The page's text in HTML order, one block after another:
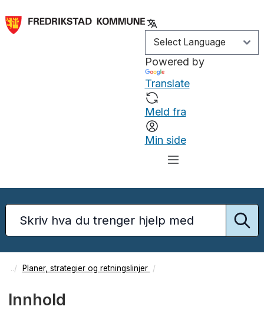
Powered by
Translate
Meld fra
Min side
Planer, strategier og retningslinjer
Innhold